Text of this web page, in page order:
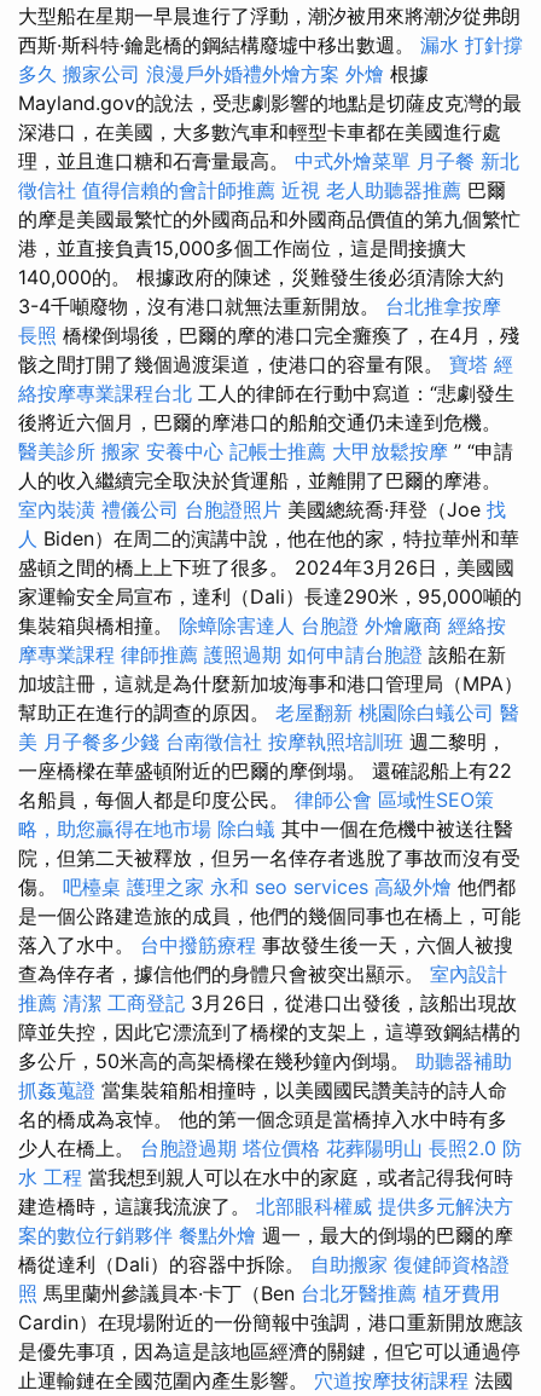
大型船在星期一早晨進行了浮動，潮汐被用來將潮汐從弗朗
西斯·斯科特·鑰匙橋的鋼結構廢墟中移出數週。 漏水 打針撐
多久 搬家公司 浪漫戶外婚禮外燴方案 外燴 根據
Mayland.gov的說法，受悲劇影響的地點是切薩皮克灣的最
深港口，在美國，大多數汽車和輕型卡車都在美國進行處
理，並且進口糖和石膏量最高。 中式外燴菜單 月子餐 新北
徵信社 值得信賴的會計師推薦 近視 老人助聽器推薦 巴爾
的摩是美國最繁忙的外國商品和外國商品價值的第九個繁忙
港，並直接負責15,000多個工作崗位，這是間接擴大
140,000的。 根據政府的陳述，災難發生後必須清除大約
3-4千噸廢物，沒有港口就無法重新開放。 台北推拿按摩
長照 橋樑倒塌後，巴爾的摩的港口完全癱瘓了，在4月，殘
骸之間打開了幾個過渡渠道，使港口的容量有限。 寶塔 經
絡按摩專業課程台北 工人的律師在行動中寫道：“悲劇發生
後將近六個月，巴爾的摩港口的船舶交通仍未達到危機。
醫美診所 搬家 安養中心 記帳士推薦 大甲放鬆按摩 ” “申請
人的收入繼續完全取決於貨運船，並離開了巴爾的摩港。
室內裝潢 禮儀公司 台胞證照片 美國總統喬·拜登（Joe 找
人 Biden）在周二的演講中說，他在他的家，特拉華州和華
盛頓之間的橋上上下班了很多。 2024年3月26日，美國國
家運輸安全局宣布，達利（Dali）長達290米，95,000噸的
集裝箱與橋相撞。 除蟑除害達人 台胞證 外燴廠商 經絡按
摩專業課程 律師推薦 護照過期 如何申請台胞證 該船在新
加坡註冊，這就是為什麼新加坡海事和港口管理局（MPA）
幫助正在進行的調查的原因。 老屋翻新 桃園除白蟻公司 醫
美 月子餐多少錢 台南徵信社 按摩執照培訓班 週二黎明，
一座橋樑在華盛頓附近的巴爾的摩倒塌。 還確認船上有22
名船員，每個人都是印度公民。 律師公會 區域性SEO策
略，助您贏得在地市場 除白蟻 其中一個在危機中被送往醫
院，但第二天被釋放，但另一名倖存者逃脫了事故而沒有受
傷。 吧檯桌 護理之家 永和 seo services 高級外燴 他們都
是一個公路建造旅的成員，他們的幾個同事也在橋上，可能
落入了水中。 台中撥筋療程 事故發生後一天，六個人被搜
查為倖存者，據信他們的身體只會被突出顯示。 室內設計
推薦 清潔 工商登記 3月26日，從港口出發後，該船出現故
障並失控，因此它漂流到了橋樑的支架上，這導致鋼結構的
多公斤，50米高的高架橋樑在幾秒鐘內倒塌。 助聽器補助
抓姦蒐證 當集裝箱船相撞時，以美國國民讚美詩的詩人命
名的橋成為哀悼。 他的第一個念頭是當橋掉入水中時有多
少人在橋上。 台胞證過期 塔位價格 花葬陽明山 長照2.0 防
水 工程 當我想到親人可以在水中的家庭，或者記得我何時
建造橋時，這讓我流淚了。 北部眼科權威 提供多元解決方
案的數位行銷夥伴 餐點外燴 週一，最大的倒塌的巴爾的摩
橋從達利（Dali）的容器中拆除。 自助搬家 復健師資格證
照 馬里蘭州參議員本·卡丁（Ben 台北牙醫推薦 植牙費用
Cardin）在現場附近的一份簡報中強調，港口重新開放應該
是優先事項，因為這是該地區經濟的關鍵，但它可以通過停
止運輸鏈在全國范圍內產生影響。 穴道按摩技術課程 法國